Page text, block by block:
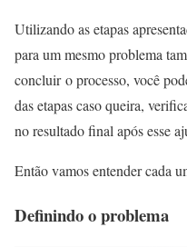
Utilizando as etapas
para um mesmo problema
concluir o processo, você
das etapas caso queira,
no resultado final após esse
Então vamos entender cada
Definindo o problema